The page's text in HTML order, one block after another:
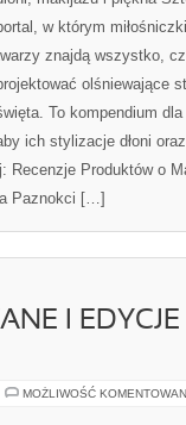
w którym
znajdą wszystko,
olśniewające
To kompendium
ich stylizacje dłoni
Recenzje Produktów o
Paznokci […]
I
MOŻLIWOŚĆ